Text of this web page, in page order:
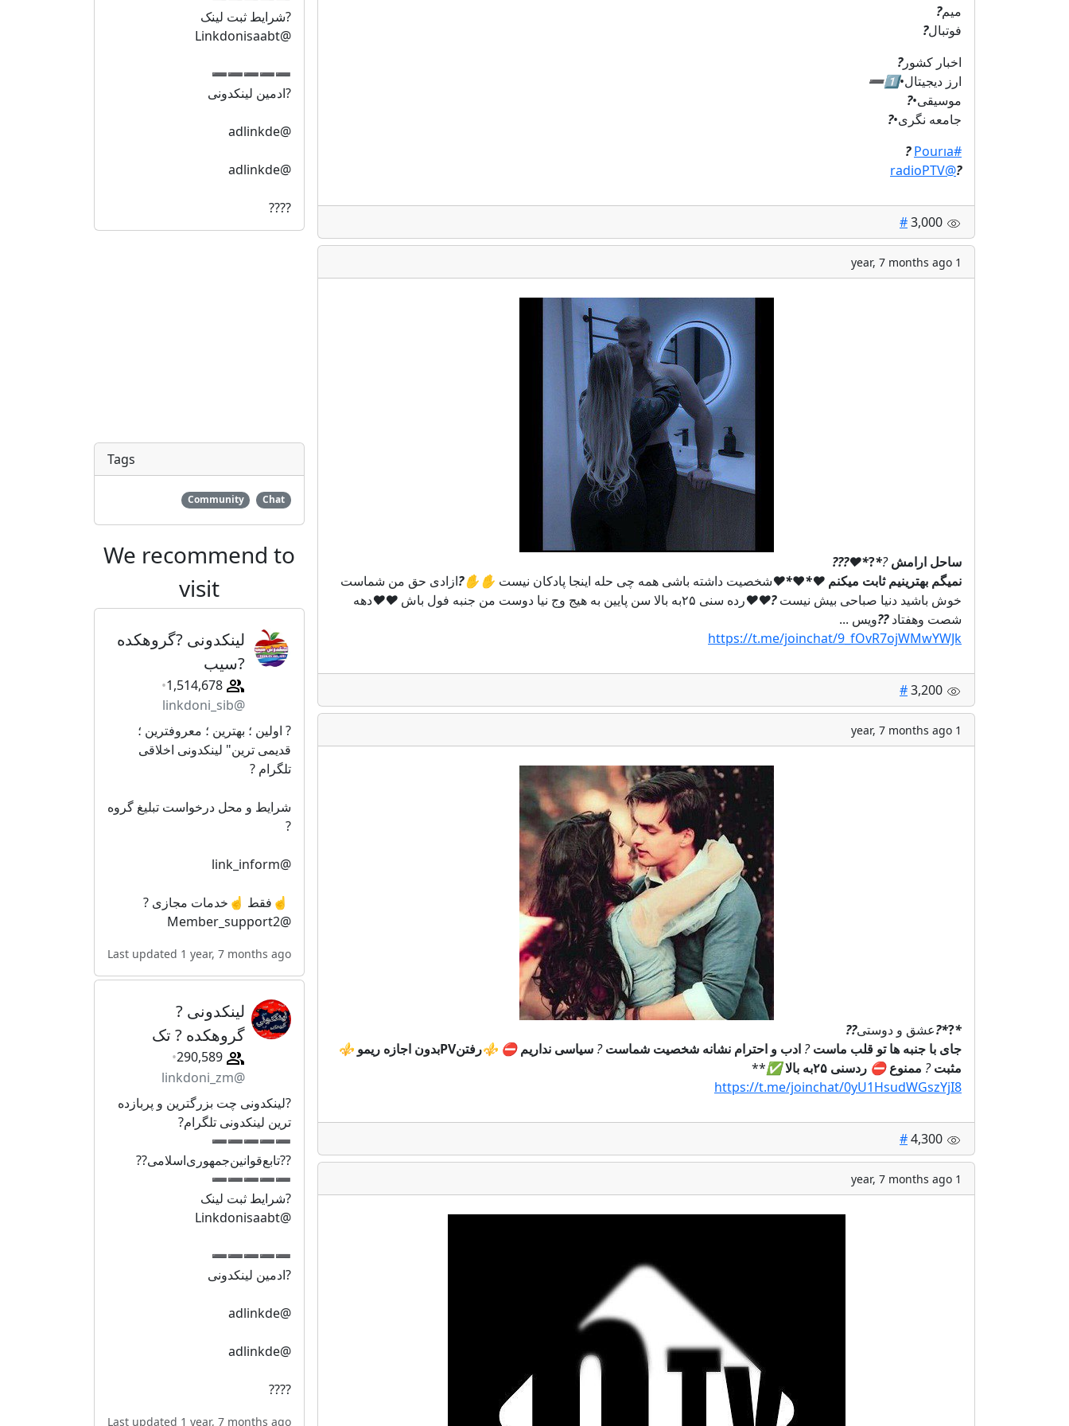
?شرایط ثبت لینک
@Linkdonisaabt
➖➖➖➖➖
?ادمین لینکدونی
@adlinkde
@adlinkde
????
Tags
Chat
Community
We recommend to
visit
لینکدونی ?گروهکده
?سیب
@linkdoni_sib
? اولین ؛ بهترین ؛ معروفترین ؛
قدیمی ترین" لینکدونی اخلاقی
تلگرام ?
شرایط و محل درخواست تبلیغ گروه
?
@link_inform
⁪⁪⁬⁮⁮⁮⁮ ☝️⁪⁬فقط ☝️خدمات مجازی ?
@Member_support2
Last updated 1 year, 7 months ago
لینکدونی ?
گروهکده ? تک
@linkdoni_zm
?لینکدونی چت بزرگترین و پربازده
ترین لینکدونی تلگرام?
➖➖➖➖➖
??تابع‌قوانین‌جمهوری‌اسلامی??
➖➖➖➖➖
?شرایط ثبت لینک
@Linkdonisaabt
➖➖➖➖➖
?ادمین لینکدونی
@adlinkde
@adlinkde
????
Last updated 1 year, 7 months ago
میم?
فوتبال?
اخبار کشور?
ارز دیجیتال•1️⃣
➖
موسیقی•?
جامعه‌ نگری•?
#Pourıa
?
?
@radioPTV
#
1 year, 7 months ago
ساحل ارامش?
*
?
*❤️
?
?
?
نمیگم بهترینیم ثابت میکنم ❤️
*
❤️
*❤️شخصیت داشته باشی همه چی حله اینجا پادکان نیست ✋
✋
?️ازادی حق من شماست
خوش باشید دنیا صباحی بیش نیست?
❤️
❤️رده سنی ۲۵به بالا سن پایین به هیج وج نیا دوست من جنبه فول باش ❤️
❤️دهه
شصت وهفتاد?
?ویس ...
https://t.me/joinchat/9_fOvR7ojWMwYWJk
#
1 year, 7 months ago
*
?
*?عشق و دوستی?
?
جای با جنبه ها تو قلب ماست? ادب و احترام نشانه شخصیت شماست? سیاسی نداریم⛔️
⚜️رفتنPVبدون اجازه ریمو
⚜️
مثبت? ممنوع⛔️ ردسنی ۲۵به بالا ✅️
**
https://t.me/joinchat/0yU1HsudWGszYjI8
#
1 year, 7 months ago